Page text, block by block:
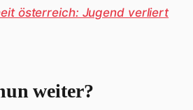
österreich: Jugend verliert
weiter?